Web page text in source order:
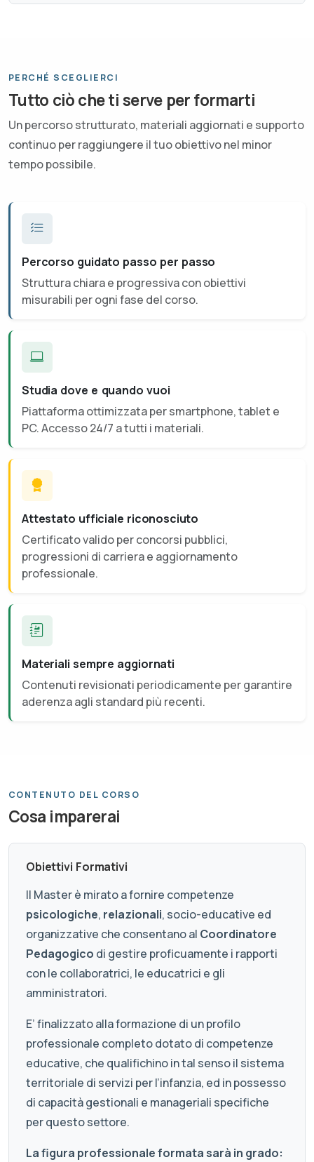
PERCHÉ SCEGLIERCI
Tutto ciò che ti serve per formarti
Un percorso strutturato, materiali aggiornati e supporto
continuo per raggiungere il tuo obiettivo nel minor
tempo possibile.
Percorso guidato passo per passo
Struttura chiara e progressiva con obiettivi
misurabili per ogni fase del corso.
Studia dove e quando vuoi
Piattaforma ottimizzata per smartphone, tablet e
PC. Accesso 24/7 a tutti i materiali.
Attestato ufficiale riconosciuto
Certificato valido per concorsi pubblici,
progressioni di carriera e aggiornamento
professionale.
Materiali sempre aggiornati
Contenuti revisionati periodicamente per garantire
aderenza agli standard più recenti.
CONTENUTO DEL CORSO
Cosa imparerai
Obiettivi Formativi
Il Master è mirato a fornire competenze
psicologiche, relazionali, socio-educative ed
organizzative che consentano al Coordinatore
Pedagogico di gestire proficuamente i rapporti
con le collaboratrici, le educatrici e gli
amministratori.
E’ finalizzato alla formazione di un profilo
professionale completo dotato di competenze
educative, che qualifichino in tal senso il sistema
territoriale di servizi per l’infanzia, ed in possesso
di capacità gestionali e manageriali specifiche
per questo settore.
La figura professionale formata sarà in grado: